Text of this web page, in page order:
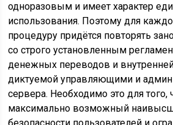
одноразовым и имеет характер
использования. Поэтому для
процедуру придётся повторять
со строго установленным
денежных переводов и
диктуемой управляющими и
сервера. Необходимо это для того,
максимально возможный